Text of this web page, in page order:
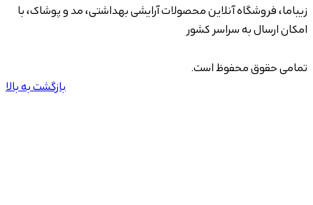
زیباما، فروشگاه آنلاین محصولات آرایشی بهداشتی، مد و پوشاک، با
امکان ارسال به سراسر کشور
تمامی حقوق محفوظ است.
بازگشت به بالا